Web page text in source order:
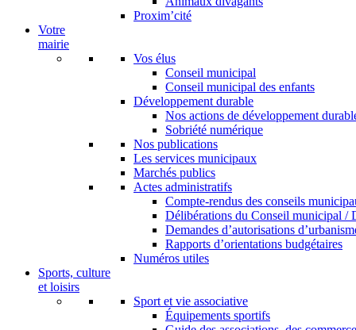
Proxim’cité
Votre
mairie
Vos élus
Conseil municipal
Conseil municipal des enfants
Développement durable
Nos actions de développement
Sobriété numérique
Nos publications
Les services municipaux
Marchés publics
Actes administratifs
Compte-rendus des conseils
Délibérations du Conseil municipal /
Demandes d’autorisations
Rapports d’orientations budgétaires
Numéros utiles
Sports, culture
et loisirs
Sport et vie associative
Équipements sportifs